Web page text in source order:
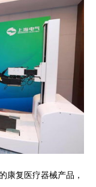
康复医疗器械产品，